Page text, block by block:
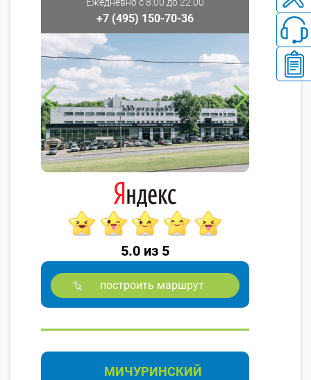
+7 (495) 150-70-36
5.0 из 5
построить маршрут
МИЧУРИНСКИЙ